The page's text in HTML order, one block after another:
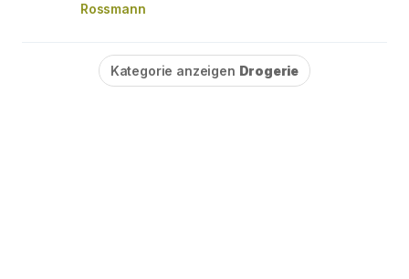
Rossmann
Kategorie anzeigen Drogerie